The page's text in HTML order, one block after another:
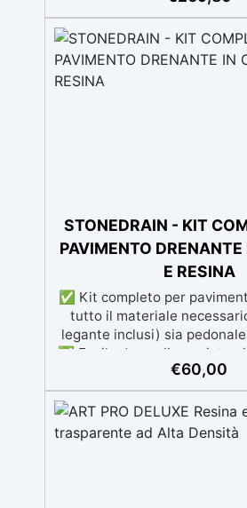
Guida completa inclusa, 3
finitura protettiva
professionali: Sistema
resistente ai raggi UV,
STONEDRAIN - KIT
PAVIMENTO
E RESINA
✅ Kit completo per
tutto il materiale
legante inclusi) sia
✅ Facile da applicare:
per risultati impeccabili,
esperienza, con assistenza
gratuita ✅ Economico e
superfici con una spesa
costosi lavori di ripristino, in
€60,00